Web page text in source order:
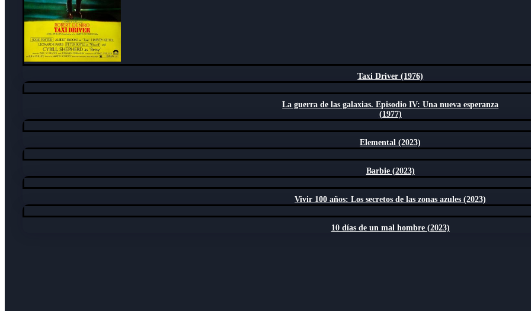
Taxi Driver (1976)
La guerra de las galaxias. Episodio IV: Una nueva esperanza
(1977)
Elemental (2023)
Barbie (2023)
Vivir 100 años: Los secretos de las zonas azules (2023)
10 días de un mal hombre (2023)